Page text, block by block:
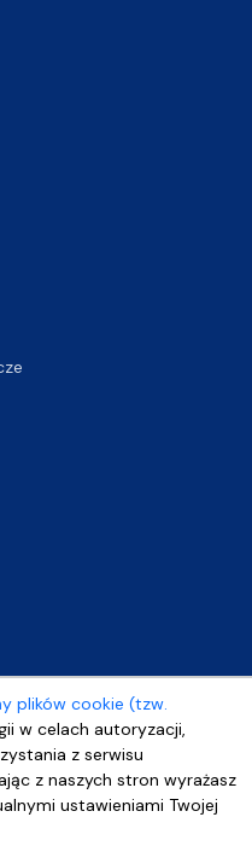
plików cookie (tzw.
w celach autoryzacji,
z serwisu
z naszych stron wyrażasz
ustawieniami Twojej